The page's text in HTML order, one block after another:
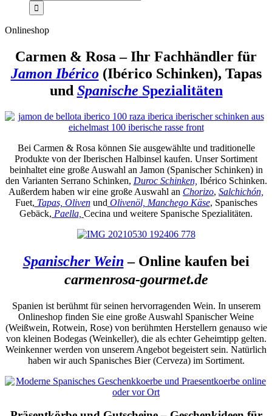
nach:
Onlineshop
Carmen & Rosa – Ihr Fachhändler für
Jamon Ibérico(Ibérico Schinken), Tapas
und Spanische Spezialitäten
Bei Carmen & Rosa können Sie ausgewählte und traditionelle
Produkte von der Iberischen Halbinsel kaufen. Unser Sortiment
beinhaltet eine große Auswahl an Jamon (Spanischer Schinken) in
den Varianten Serrano Schinken, Duroc Schinken, Ibérico Schinken.
Außerdem haben wir eine große Auswahl an Chorizo, Salchichón,
Fuet, Tapas, Olivenund Olivenöl, Manchego Käse, Spanisches
Gebäck, Paella, Cecina und weitere Spanische Spezialitäten.
Spanischer Wein – Online kaufen bei
carmenrosa-gourmet.de
Spanien ist berühmt für seinen hervorragenden Wein. In unserem
Onlineshop finden Sie eine große Auswahl Spanischer Weine
(Weißwein, Rotwein, Rose) von berühmten Herstellern genauso wie
von kleinen Bodegas (Weinkeller), die als echter Geheimtipp gelten.
Weinkenner werden von unserem Angebot begeistert sein. Natürlich
haben wir auch Spanisches Bier (Cerveza) im Sortiment.